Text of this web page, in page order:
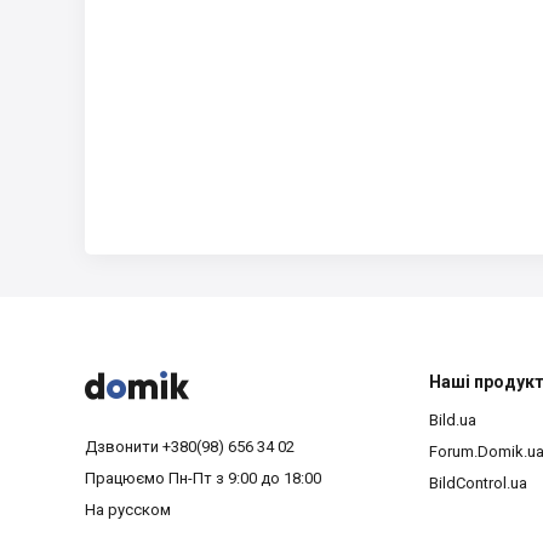



Дзвонити +380(98) 656 34 02
Працюємо Пн-Пт з 9:00 до 18:00
На русском
Наші
Bild.ua
Forum.Domik.ua
BildControl.ua